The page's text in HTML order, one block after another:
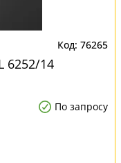
76265
6252/14
По запросу